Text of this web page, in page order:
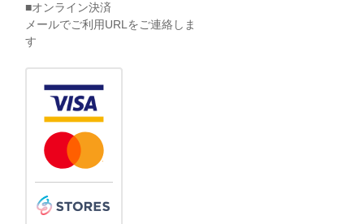
■オンライン決済
メールでご利用URLをご連絡しま
す